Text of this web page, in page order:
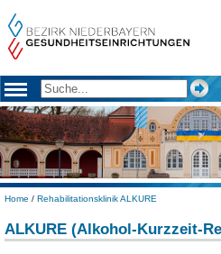
Home / Rehabilitationsklinik ALKURE
ALKURE (Alkohol-Kurzzeit-